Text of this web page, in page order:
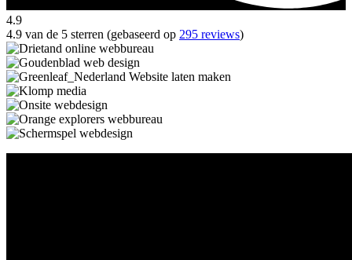
4.9
4.9 van de 5 sterren (gebaseerd op 295 reviews)